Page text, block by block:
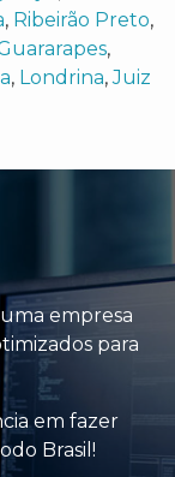
, Ribeirão Preto,
,
, Londrina,Juiz
empresa
para
em fazer
Brasil!